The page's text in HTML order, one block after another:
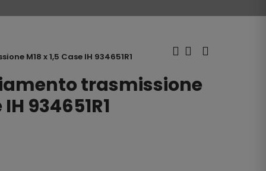
M18 x 1,5 Case IH 934651R1
trasmissione
934651R1